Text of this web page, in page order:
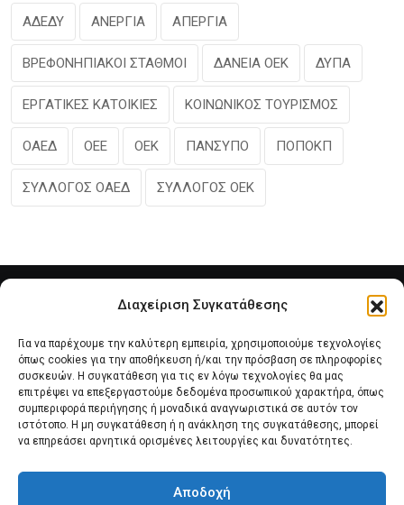
Διαχείριση Συγκατάθεσης
Για να παρέχουμε την καλύτερη εμπειρία, χρησιμοποιούμε τεχνολογίες
όπως cookies για την αποθήκευση ή/και την πρόσβαση σε πληροφορίες
συσκευών. Η συγκατάθεση για τις εν λόγω τεχνολογίες θα μας
επιτρέψει να επεξεργαστούμε δεδομένα προσωπικού χαρακτήρα, όπως
συμπεριφορά περιήγησης ή μοναδικά αναγνωριστικά σε αυτόν τον
ιστότοπο. Η μη συγκατάθεση ή η ανάκληση της συγκατάθεσης, μπορεί
να επηρεάσει αρνητικά ορισμένες λειτουργίες και δυνατότητες.
Αποδοχή
ΑΔΕΔΥ ΑΝΕΡΓΙΑ ΑΠΕΡΓΙΑ
ΒΡΕΦΟΝΗΠΙΑΚΟΙ ΣΤΑΘΜΟΙ ΔΑΝΕΙΑ ΟΕΚ ΔΥΠΑ
ΕΡΓΑΤΙΚΕΣ ΚΑΤΟΙΚΙΕΣ ΚΟΙΝΩΝΙΚΟΣ ΤΟΥΡΙΣΜΟΣ
ΟΑΕΔ ΟΕΕ ΟΕΚ ΠΑΝΣΥΠΟ ΠΟΠΟΚΠ
ΣΥΛΛΟΓΟΣ ΟΑΕΔ ΣΥΛΛΟΓΟΣ ΟΕΚ
Αρχική Νέα του Συλλόγου Θέματα e-Magazino
Πολιτική Cookies (ΕΕ)